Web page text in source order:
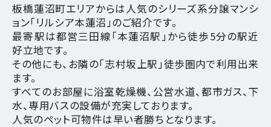
板橋蓮沼町エリアからは人気のシリーズ系分譲マンシ
ョン「リルシア本蓮沼」のご紹介です。
最寄駅は都営三田線「本蓮沼駅」から徒歩5分の駅近
好立地です。
その他にも、お隣の「志村坂上駅」徒歩圏内で利用出来
ます。
すべてのお部屋に浴室乾燥機、公営水道、都市ガス、下
水、専用バスの設備が充実しております。
人気のペット可物件は早い者勝ちとなります。